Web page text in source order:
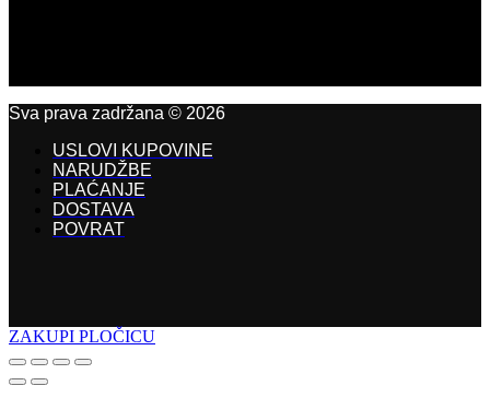
Sva prava zadržana © 2026
USLOVI KUPOVINE
NARUDŽBE
PLAĆANJE
DOSTAVA
POVRAT
ZAKUPI PLOČICU